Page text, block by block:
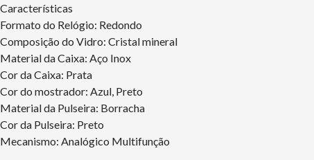
Características
Formato do Relógio: Redondo
Composição do Vidro: Cristal mineral
Material da Caixa: Aço Inox
Cor da Caixa: Prata
Cor do mostrador: Azul, Preto
Material da Pulseira: Borracha
Cor da Pulseira: Preto
Mecanismo: Analógico Multifunção